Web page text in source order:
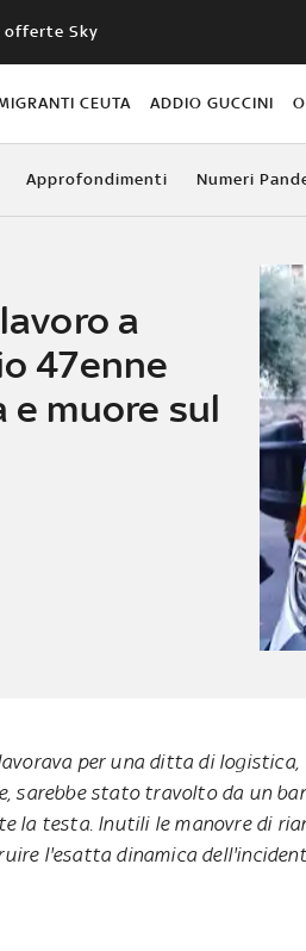
Sky
CEUTA ADDIO GUCCINI
Approfondimenti Numeri
a
47enne
muore sul
per una ditta di
sarebbe stato travolto da un
la testa. Inutili le manovre di
l'esatta dinamica